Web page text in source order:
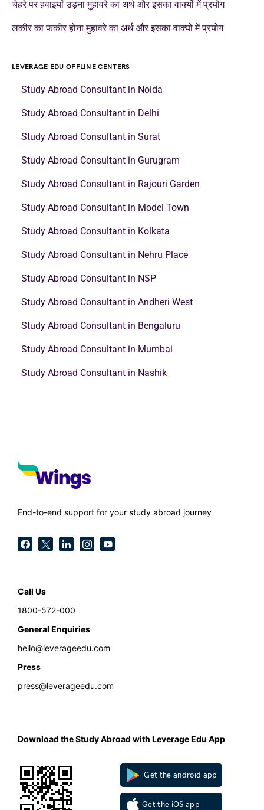
चेहरे पर हवाइयाँ उड़ना मुहावरे का अर्थ और इसका वाक्यों में प्रयोग
लकीर का फकीर होना मुहावरे का अर्थ और इसका वाक्यों में प्रयोग
LEVERAGE EDU OFFLINE CENTERS
Study Abroad Consultant in Noida
Study Abroad Consultant in Delhi
Study Abroad Consultant in Surat
Study Abroad Consultant in Gurugram
Study Abroad Consultant in Rajouri Garden
Study Abroad Consultant in Model Town
Study Abroad Consultant in Kolkata
Study Abroad Consultant in Nehru Place
Study Abroad Consultant in NSP
Study Abroad Consultant in Andheri West
Study Abroad Consultant in Bengaluru
Study Abroad Consultant in Mumbai
Study Abroad Consultant in Nashik
End-to-end support for your study abroad journey
Call Us
1800-572-000
General Enquiries
hello@leverageedu.com
Press
press@leverageedu.com
Download the Study Abroad with Leverage Edu App
Get the android app
Get the iOS app